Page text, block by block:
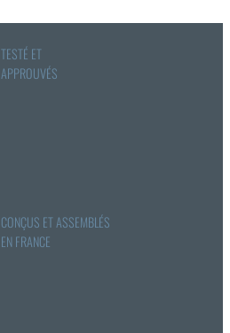
TESTÉ ET
APPROUVÉS
CONÇUS ET ASSEMBLÉS
EN FRANCE